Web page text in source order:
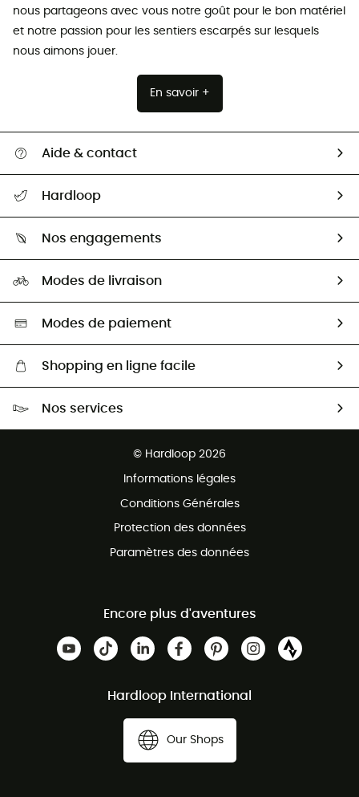
nous partageons avec vous notre goût pour le bon matériel
et notre passion pour les sentiers escarpés sur lesquels
nous aimons jouer.
En savoir +
Aide & contact
Retour & remboursement
Guide des tailles
Seconde Main
Aide & Contact
Hardloop
HardGuides
Nos engagements
Sélection éco-responsable
Modes de livraison
Modes de paiement
Shopping en ligne facile
Nos services
© Hardloop 2026
Informations légales
Conditions Générales
Protection des données
Paramètres des données
Encore plus d'aventures
Hardloop International
Our Shops